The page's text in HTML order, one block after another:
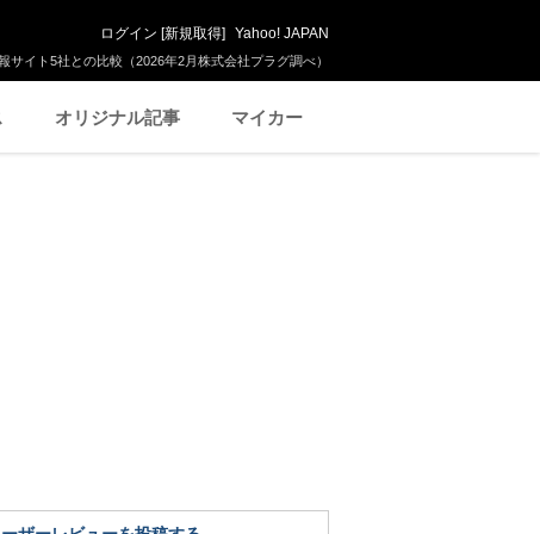
イト5社との比較（2026年2月株式会社プラグ調べ）
ログイン [新規取得] Yahoo! JAPAN
オリジナル記事 マイカー